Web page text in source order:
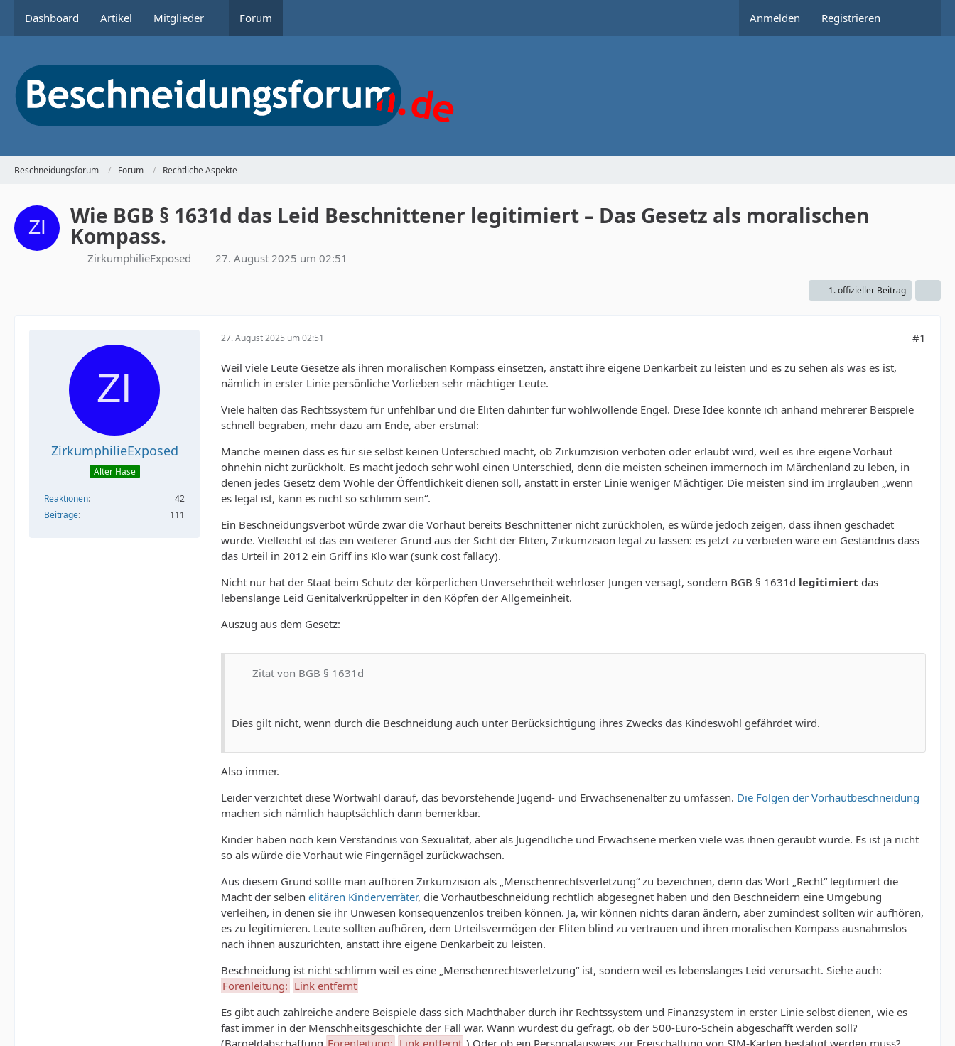
Dashboard Artikel Mitglieder Forum Anmelden Registrieren
Beschneidungsforum Forum Rechtliche Aspekte
Wie BGB § 1631d das Leid Beschnittener legitimiert – Das Gesetz als moralischen
Kompass.
ZirkumphilieExposed 27. August 2025 um 02:51
1. offizieller Beitrag
ZirkumphilieExposed
Alter Hase
Reaktionen
42
Beiträge
111
27. August 2025 um 02:51 #1
Weil viele Leute Gesetze als ihren moralischen Kompass einsetzen, anstatt ihre eigene Denkarbeit zu leisten und es zu sehen als was es ist,
nämlich in erster Linie persönliche Vorlieben sehr mächtiger Leute.
Viele halten das Rechtssystem für unfehlbar und die Eliten dahinter für wohlwollende Engel. Diese Idee könnte ich anhand mehrerer Beispiele
schnell begraben, mehr dazu am Ende, aber erstmal:
Manche meinen dass es für sie selbst keinen Unterschied macht, ob Zirkumzision verboten oder erlaubt wird, weil es ihre eigene Vorhaut
ohnehin nicht zurückholt. Es macht jedoch sehr wohl einen Unterschied, denn die meisten scheinen immernoch im Märchenland zu leben, in
denen jedes Gesetz dem Wohle der Öffentlichkeit dienen soll, anstatt in erster Linie weniger Mächtiger. Die meisten sind im Irrglauben „wenn
es legal ist, kann es nicht so schlimm sein“.
Ein Beschneidungsverbot würde zwar die Vorhaut bereits Beschnittener nicht zurückholen, es würde jedoch zeigen, dass ihnen geschadet
wurde. Vielleicht ist das ein weiterer Grund aus der Sicht der Eliten, Zirkumzision legal zu lassen: es jetzt zu verbieten wäre ein Geständnis dass
das Urteil in 2012 ein Griff ins Klo war (sunk cost fallacy).
Nicht nur hat der Staat beim Schutz der körperlichen Unversehrtheit wehrloser Jungen versagt, sondern BGB § 1631d legitimiert das
lebenslange Leid Genitalverkrüppelter in den Köpfen der Allgemeinheit.
Auszug aus dem Gesetz:
Zitat von BGB § 1631d
Dies gilt nicht, wenn durch die Beschneidung auch unter Berücksichtigung ihres Zwecks das Kindeswohl gefährdet wird.
Also immer.
Leider verzichtet diese Wortwahl darauf, das bevorstehende Jugend- und Erwachsenenalter zu umfassen. Die Folgen der Vorhautbeschneidung
machen sich nämlich hauptsächlich dann bemerkbar.
Kinder haben noch kein Verständnis von Sexualität, aber als Jugendliche und Erwachsene merken viele was ihnen geraubt wurde. Es ist ja nicht
so als würde die Vorhaut wie Fingernägel zurückwachsen.
Aus diesem Grund sollte man aufhören Zirkumzision als „Menschenrechtsverletzung“ zu bezeichnen, denn das Wort „Recht“ legitimiert die
Macht der selben elitären Kinderverräter, die Vorhautbeschneidung rechtlich abgesegnet haben und den Beschneidern eine Umgebung
verleihen, in denen sie ihr Unwesen konsequenzenlos treiben können. Ja, wir können nichts daran ändern, aber zumindest sollten wir aufhören,
es zu legitimieren. Leute sollten aufhören, dem Urteilsvermögen der Eliten blind zu vertrauen und ihren moralischen Kompass ausnahmslos
nach ihnen auszurichten, anstatt ihre eigene Denkarbeit zu leisten.
Beschneidung ist nicht schlimm weil es eine „Menschenrechtsverletzung“ ist, sondern weil es lebenslanges Leid verursacht. Siehe auch:
Forenleitung: Link entfernt
Es gibt auch zahlreiche andere Beispiele dass sich Machthaber durch ihr Rechtssystem und Finanzsystem in erster Linie selbst dienen, wie es
fast immer in der Menschheitsgeschichte der Fall war. Wann wurdest du gefragt, ob der 500-Euro-Schein abgeschafft werden soll?
(Bargeldabschaffung Forenleitung: Link entfernt.) Oder ob ein Personalausweis zur Freischaltung von SIM-Karten bestätigt werden muss?